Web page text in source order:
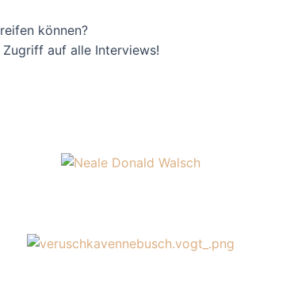
können?
auf alle Interviews!